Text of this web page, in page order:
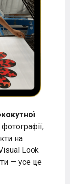
на
Look
— усе це